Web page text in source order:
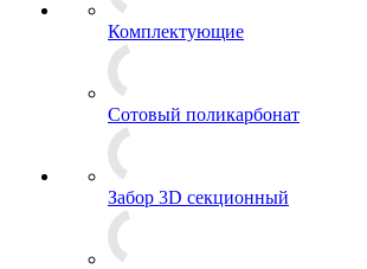
Комплектующие
Сотовый поликарбонат
Забор 3D секционный